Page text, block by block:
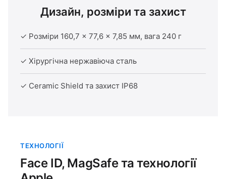
Дизайн, розміри та захист
✓ Розміри 160,7 × 77,6 × 7,85 мм, вага 240 г
✓ Хірургічна нержавіюча сталь
✓ Ceramic Shield та захист IP68
ТЕХНОЛОГІЇ
Face ID, MagSafe та технології